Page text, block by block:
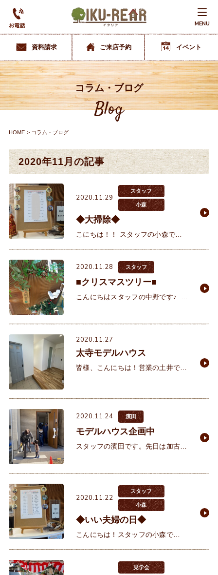
MENU
資料請求 ご来店予約 イベント
コラム・ブログ
Blog
HOME コラム・ブログ
2020年11月の記事
2020.11.29
スタッフ
小森
◆大掃除◆
こにちは！！ スタッフの小森で
ニング業者に換気扇掃除を依頼して
2020.11.28 スタッフ
■クリスマスツリー■
こんにちはスタッフの中野です♪ 街
2020.11.27
太寺モデルハウス
皆様、こんにちは！営業の土井で
のモデルハウスに家具が入ったので
見に行ってきました！今
2020.11.24 濱田
モデルハウス企画中
スタッフの濱田です。先日は加古川
打合せでお会いすることが無くな
2020.11.22
スタッフ
小森
◆いい夫婦の日◆
こんにちは！スタッフの小森で
敵な関係を築いてもらいたいとの想
見学会